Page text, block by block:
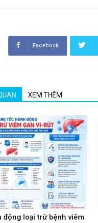
Facebook
XEM THÊM
động loại trừ bệnh viêm